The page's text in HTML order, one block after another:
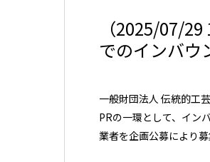
（2025/07/
でのインバウ
一般財団法人 伝統的工
PRの一環として、イン
業者を企画公募により